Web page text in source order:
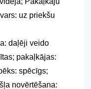
uz priekšu
daļēji veido
pakaļkājas:
spēcīgs;
novērtēšana: